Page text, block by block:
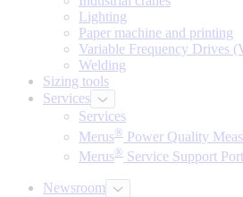
Lighting
Paper machine and printing
Variable Frequency Drives
Welding
Sizing tools
Services
Services
Merus® Power Quality
Merus® Service Support
Newsroom